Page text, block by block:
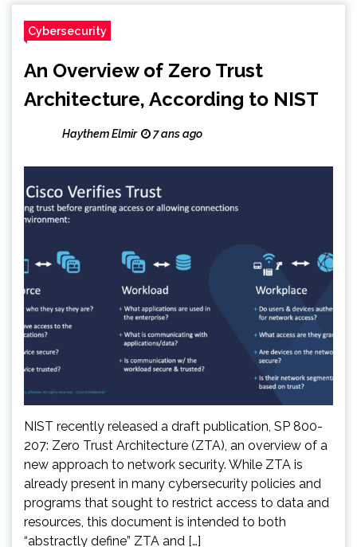
Cybersecurity
An Overview of Zero Trust
Architecture, According to NIST
Haythem Elmir 7 ans ago
NIST recently released a draft publication, SP 800-
207: Zero Trust Architecture (ZTA), an overview of a
new approach to network security. While ZTA is
already present in many cybersecurity policies and
programs that sought to restrict access to data and
resources, this document is intended to both
“abstractly define” ZTA and […]